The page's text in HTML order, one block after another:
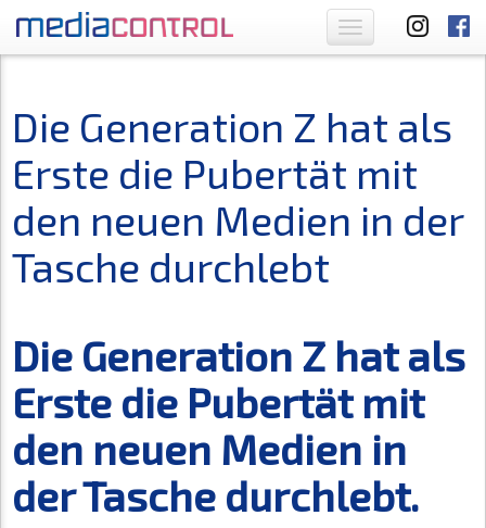
Toggle
navigation
Die Generation Z hat als
Erste die Pubertät mit
den neuen Medien in der
Tasche durchlebt
Die Generation Z hat als
Erste die Pubertät mit
den neuen Medien in
der Tasche durchlebt.